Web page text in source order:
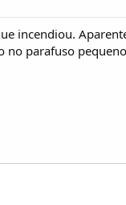
incendiou.
parafuso